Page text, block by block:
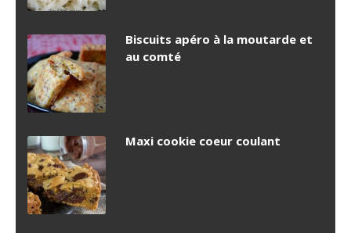
Biscuits apéro à la moutarde et
au comté
Maxi cookie coeur coulant